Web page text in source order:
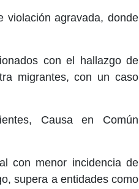
violación agravada, donde
con el hallazgo de
migrantes, con un caso
Causa en Común
con menor incidencia de
supera a entidades como